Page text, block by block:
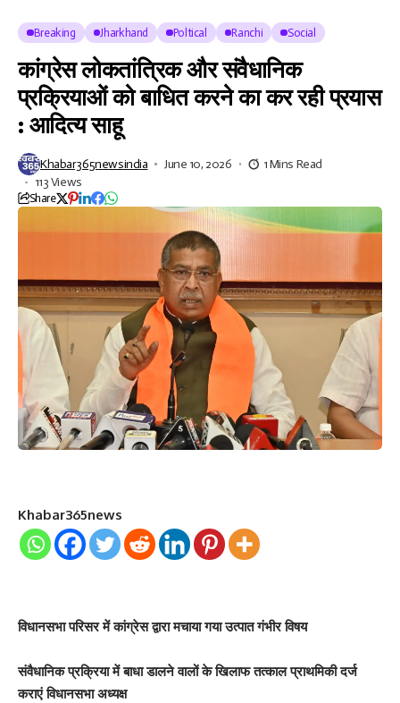
Breaking Jharkhand Poltical Ranchi Social
कांग्रेस लोकतांत्रिक और संवैधानिक
प्रक्रियाओं को बाधित करने का कर रही प्रयास
: आदित्य साहू
Khabar365newsindia June 10, 2026
1 Mins Read
113 Views
Share
Khabar365news
विधानसभा परिसर में कांग्रेस द्वारा मचाया गया उत्पात गंभीर विषय
संवैधानिक प्रक्रिया में बाधा डालने वालों के खिलाफ तत्काल प्राथमिकी दर्ज
कराएं विधानसभा अध्यक्ष